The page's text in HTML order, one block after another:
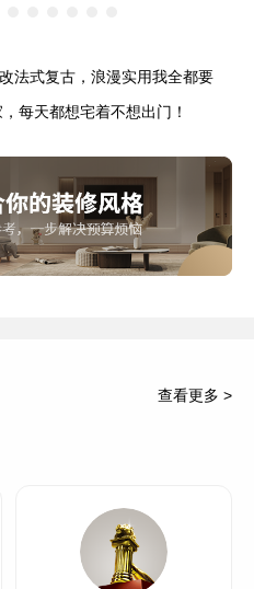
法式复古，浪漫实用我全都要
每天都想宅着不想出门！
查看更多 >